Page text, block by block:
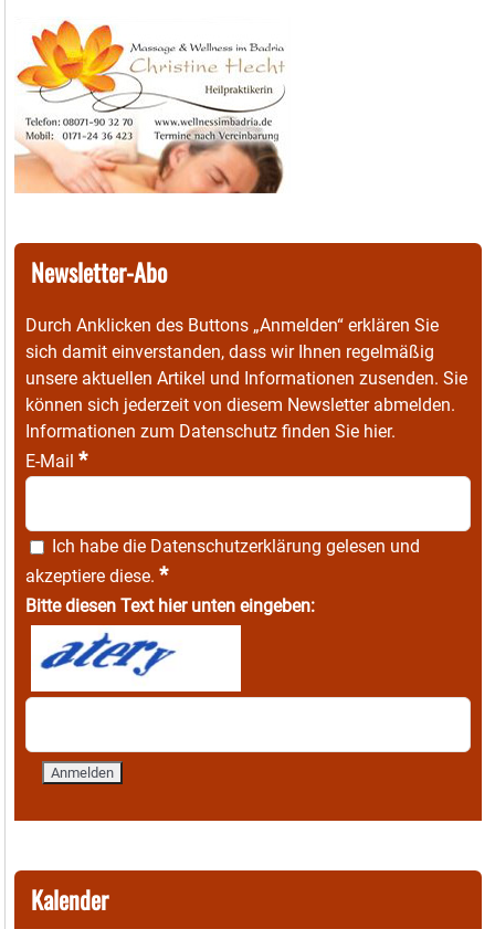
Newsletter-Abo
Durch Anklicken des Buttons „Anmelden“ erklären Sie
sich damit einverstanden, dass wir Ihnen regelmäßig
unsere aktuellen Artikel und Informationen zusenden. Sie
können sich jederzeit von diesem Newsletter abmelden.
Informationen zum Datenschutz finden Sie hier.
E-Mail *
Ich habe die Datenschutzerklärung gelesen und
akzeptiere diese. *
Bitte diesen Text hier unten eingeben:
Kalender